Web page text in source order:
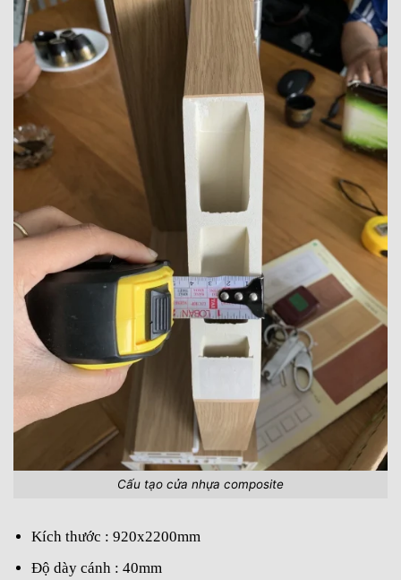
Cấu tạo cửa nhựa composite
Kích thước : 920x2200mm
Độ dày cánh : 40mm